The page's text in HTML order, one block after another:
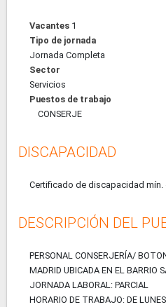
Vacantes 1
Tipo de jornada
Jornada Completa
Sector
Servicios
Puestos de trabajo
CONSERJE
DISCAPACIDAD
Certificado de discapacidad mín.
DESCRIPCIÓN DEL
PERSONAL CONSERJERÍA/
MADRID UBICADA EN EL BARRIO
JORNADA LABORAL: PARCIAL
HORARIO DE TRABAJO: DE